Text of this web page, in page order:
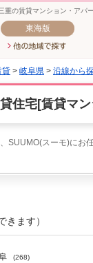
の賃貸マンション・アパ
東海版
貸 > 岐阜県 > 沿線から
住宅[賃貸マ
SUUMO(スーモ)に
きます）
(268)